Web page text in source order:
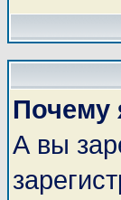
Почему
А вы